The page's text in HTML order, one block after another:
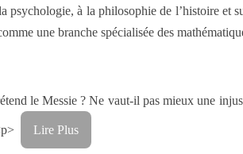
psychologie, à la philosophie de l’histoire et
une branche spécialisée des
le Messie ? Ne vaut-il pas mieux une
Lire Plus